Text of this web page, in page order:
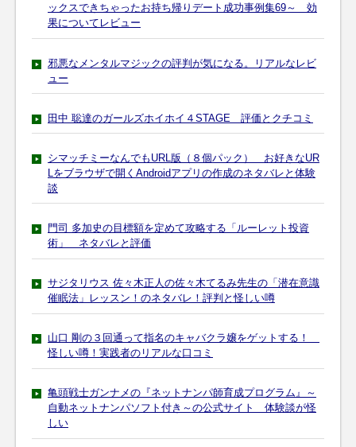
ックスできちゃったお持ち帰りデート成功事例集69～ 効
果についてレビュー
邪悪なメンタルマジックの評判が気になる。リアルなレビ
ュー
田中 聡達のガールズホイホイ４STAGE 評価とクチコミ
シマッチミーなんでもURL版（８個パック） お好きなUR
Lをブラウザで開くAndroidアプリの作成のネタバレと体験
談
門司 多加史の目標額を定めて攻略する「ルーレット投資
術」 ネタバレと評価
サジタリウス 佐々木正人の佐々木てるみ先生の「潜在意識
催眠法」レッスン！のネタバレ！評判と怪しい噂
山口 剛の３回通って指名のキャバクラ嬢をゲットする！
怪しい噂！実践者のリアルな口コミ
亀頭戦士ガンナメの『ネットナンパ師育成プログラム』～
自動ネットナンパソフト付き～の公式サイト 体験談が怪
しい